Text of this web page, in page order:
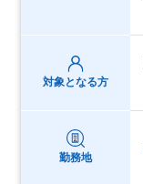
対象となる方
勤務地